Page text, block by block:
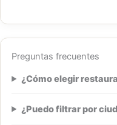
Preguntas frecuentes
¿Cómo elegir
¿Puedo filtrar por